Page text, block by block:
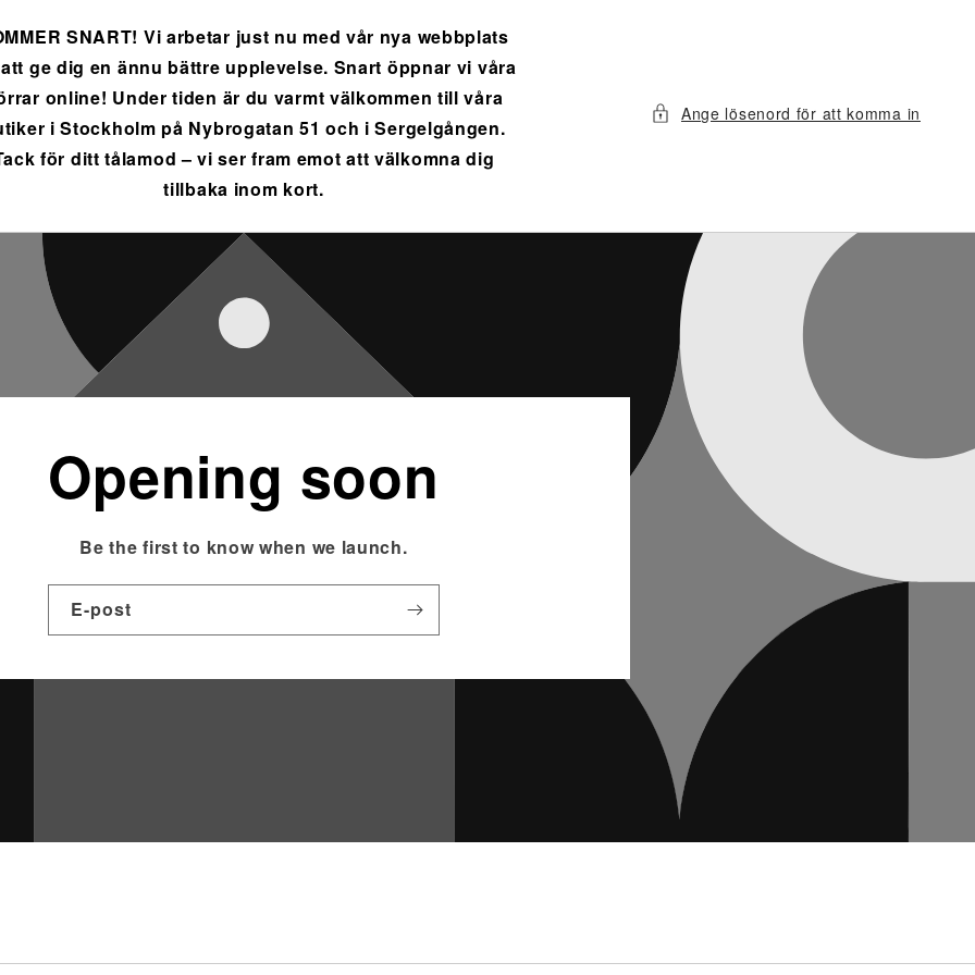
SNART! Vi arbetar just nu med vår nya webbplats
ge dig en ännu bättre upplevelse. Snart öppnar vi våra
online! Under tiden är du varmt välkommen till våra
i Stockholm på Nybrogatan 51 och i Sergelgången.
för ditt tålamod – vi ser fram emot att välkomna dig
tillbaka inom kort.
Ange lösenord för att komma in
Opening soon
Be the first to know when we launch.
E-post